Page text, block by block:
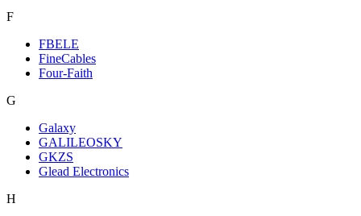
F
FBELE
FineCables
Four-Faith
G
Galaxy
GALILEOSKY
GKZS
Glead Electronics
H